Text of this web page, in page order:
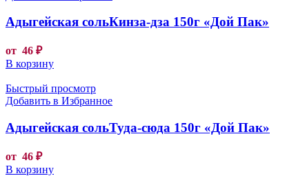
Адыгейская сольКинза-дза 150г «Дой Пак»
от 46 ₽
В корзину
Быстрый просмотр
Добавить в Избранное
Адыгейская сольТуда-сюда 150г «Дой Пак»
от 46 ₽
В корзину